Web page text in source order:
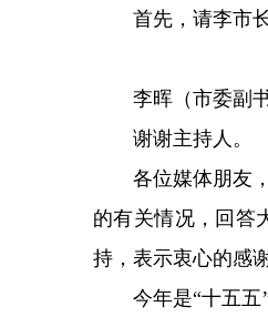
首先，请李市
李晖（市委副
谢谢主持人。
各位媒体朋友
的有关情况，回答
持，表示衷心的感谢
今年是“十五